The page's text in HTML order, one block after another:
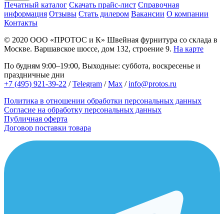
Печатный каталог Скачать прайс-лист Справочная
информация Отзывы Стать дилером Вакансии О компании
Контакты
© 2020 ООО «ПРОТОС и К» Швейная фурнитура со склада в
Москве. Варшавское шоссе, дом 132, строение 9. На карте
По будням 9:00–19:00, Выходные: суббота, воскресенье и
праздничные дни
+7 (495) 921-39-22 /Telegram /Max /info@protos.ru
Политика в отношении обработки персональных данных
Согласие на обработку персональных данных
Публичная оферта
Договор поставки товара